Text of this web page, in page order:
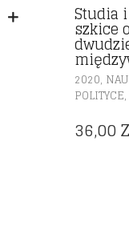
Studia i
szkice o
2020,
POLITYCE,
36,00